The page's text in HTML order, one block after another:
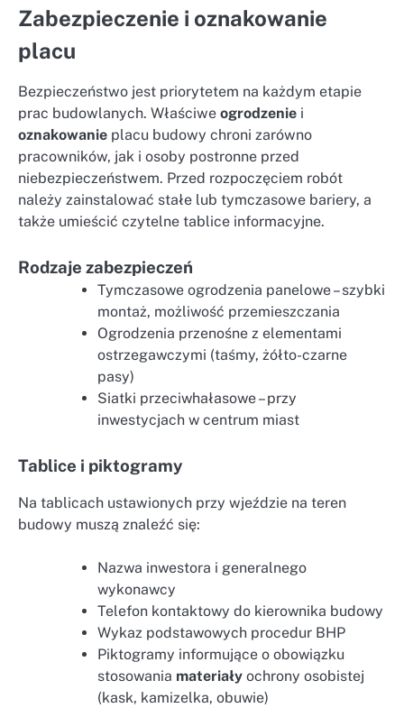
Zabezpieczenie i oznakowanie
placu
Bezpieczeństwo jest priorytetem na każdym etapie
prac budowlanych. Właściwe ogrodzenie i
oznakowanie placu budowy chroni zarówno
pracowników, jak i osoby postronne przed
niebezpieczeństwem. Przed rozpoczęciem robót
należy zainstalować stałe lub tymczasowe bariery, a
także umieścić czytelne tablice informacyjne.
Rodzaje zabezpieczeń
Tymczasowe ogrodzenia panelowe – szybki
montaż, możliwość przemieszczania
Ogrodzenia przenośne z elementami
ostrzegawczymi (taśmy, żółto-czarne
pasy)
Siatki przeciwhałasowe – przy
inwestycjach w centrum miast
Tablice i piktogramy
Na tablicach ustawionych przy wjeździe na teren
budowy muszą znaleźć się:
Nazwa inwestora i generalnego
wykonawcy
Telefon kontaktowy do kierownika budowy
Wykaz podstawowych procedur BHP
Piktogramy informujące o obowiązku
stosowania materiały ochrony osobistej
(kask, kamizelka, obuwie)